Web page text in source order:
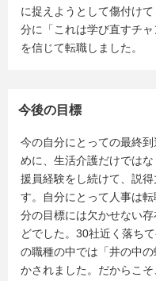
に捉えようとして傷付け
分に「これは学び直すチ
を信じて転職しました。
今後の目標
今の自分にとっての最終
めに、生活介護だけでは
援員経験をし続けて、説
す。自分にとって人事は
分の目標には欠かせない
どでした。30社近く落ち
の職種の中では「井の中
かされました。だからこ